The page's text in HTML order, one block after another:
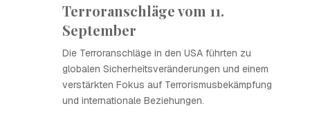
Terroranschläge vom 11.
September
Die Terroranschläge in den USA führten zu
globalen Sicherheitsveränderungen und einem
verstärkten Fokus auf Terrorismusbekämpfung
und internationale Beziehungen.